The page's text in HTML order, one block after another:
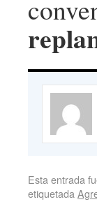
Esta entrada
etiquetada